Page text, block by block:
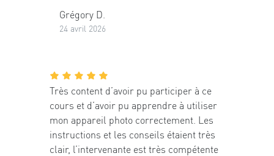
Grégory D.
24 avril 2026
Très content d’avoir pu participer à ce
cours et d’avoir pu apprendre à utiliser
mon appareil photo correctement. Les
instructions et les conseils étaient très
clair, l’intervenante est très compétente